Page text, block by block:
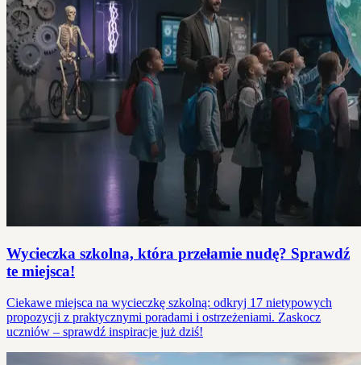
Wycieczka szkolna, która przełamie nudę? Sprawdź
te miejsca!
Ciekawe miejsca na wycieczkę szkolną: odkryj 17 nietypowych
propozycji z praktycznymi poradami i ostrzeżeniami. Zaskocz
uczniów – sprawdź inspiracje już dziś!